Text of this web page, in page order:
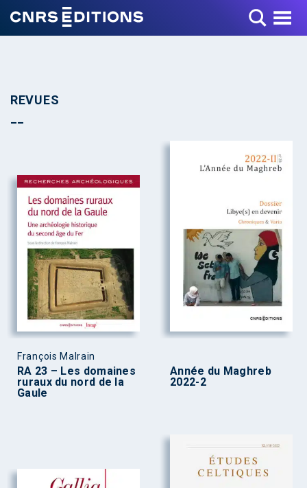
Toggle Menu
REVUES
François Malrain
RA 23 – Les domaines
ruraux du nord de la
Gaule
Année du Maghreb
2022-2